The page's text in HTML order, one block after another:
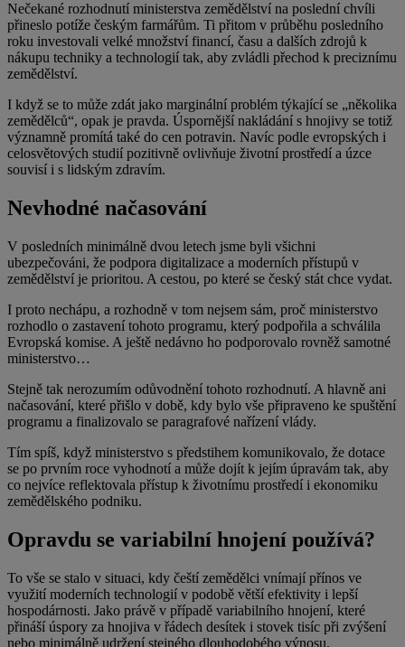
Nečekané rozhodnutí ministerstva zemědělství na poslední chvíli
přineslo potíže českým farmářům. Ti přitom v průběhu posledního
roku investovali velké množství financí, času a dalších zdrojů k
nákupu techniky a technologií tak, aby zvládli přechod k preciznímu
zemědělství.
I když se to může zdát jako marginální problém týkající se „několika
zemědělců“, opak je pravda. Úspornější nakládání s hnojivy se totiž
významně promítá také do cen potravin. Navíc podle evropských i
celosvětových studií pozitivně ovlivňuje životní prostředí a úzce
souvisí i s lidským zdravím.
Nevhodné načasování
V posledních minimálně dvou letech jsme byli všichni
ubezpečováni, že podpora digitalizace a moderních přístupů v
zemědělství je prioritou. A cestou, po které se český stát chce vydat.
I proto nechápu, a rozhodně v tom nejsem sám, proč ministerstvo
rozhodlo o zastavení tohoto programu, který podpořila a schválila
Evropská komise. A ještě nedávno ho podporovalo rovněž samotné
ministerstvo…
Stejně tak nerozumím odůvodnění tohoto rozhodnutí. A hlavně ani
načasování, které přišlo v době, kdy bylo vše připraveno ke spuštění
programu a finalizovalo se paragrafové nařízení vlády.
Tím spíš, když ministerstvo s předstihem komunikovalo, že dotace
se po prvním roce vyhodnotí a může dojít k jejím úpravám tak, aby
co nejvíce reflektovala přístup k životnímu prostředí i ekonomiku
zemědělského podniku.
Opravdu se variabilní hnojení používá?
To vše se stalo v situaci, kdy čeští zemědělci vnímají přínos ve
využití moderních technologií v podobě větší efektivity i lepší
hospodárnosti. Jako právě v případě variabilního hnojení, které
přináší úspory za hnojiva v řádech desítek i stovek tisíc při zvýšení
nebo minimálně udržení stejného dlouhodobého výnosu.